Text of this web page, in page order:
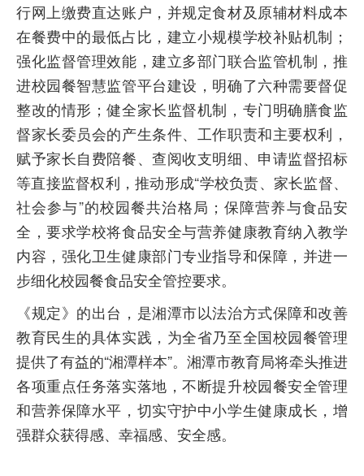
行网上缴费直达账户，并规定食材及原辅材料成本
在餐费中的最低占比，建立小规模学校补贴机制；
强化监督管理效能，建立多部门联合监管机制，推
进校园餐智慧监管平台建设，明确了六种需要督促
整改的情形；健全家长监督机制，专门明确膳食监
督家长委员会的产生条件、工作职责和主要权利，
赋予家长自费陪餐、查阅收支明细、申请监督招标
等直接监督权利，推动形成“学校负责、家长监督、
社会参与”的校园餐共治格局；保障营养与食品安
全，要求学校将食品安全与营养健康教育纳入教学
内容，强化卫生健康部门专业指导和保障，并进一
步细化校园餐食品安全管控要求。
《规定》的出台，是湘潭市以法治方式保障和改善
教育民生的具体实践，为全省乃至全国校园餐管理
提供了有益的“湘潭样本”。湘潭市教育局将牵头推进
各项重点任务落实落地，不断提升校园餐安全管理
和营养保障水平，切实守护中小学生健康成长，增
强群众获得感、幸福感、安全感。